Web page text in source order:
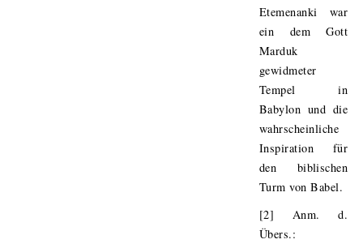
Etemenanki war
ein dem Gott
Marduk
gewidmeter
Tempel in
Babylon und die
wahrscheinliche
Inspiration für
den biblischen
Turm von Babel.
[2] Anm. d.
Übers.: